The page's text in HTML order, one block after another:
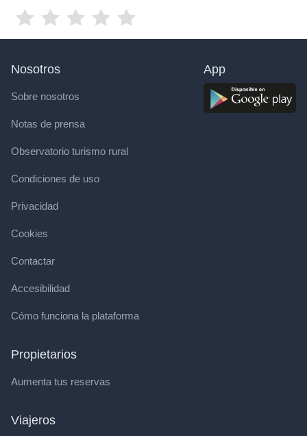
Nosotros
Sobre nosotros
Notas de prensa
Observatorio turismo rural
Condiciones de uso
Privacidad
Cookies
Contactar
Accesibilidad
Cómo funciona la plataforma
Propietarios
Aumenta tus reservas
Viajeros
App